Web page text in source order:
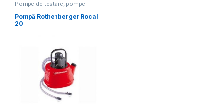
Pompe de testare, pompe
instalatori
Pompă Rothenberger Rocal
20